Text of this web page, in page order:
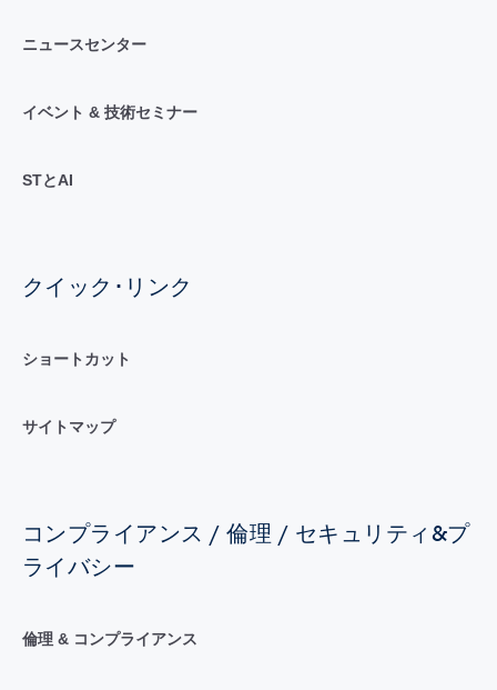
ニュースセンター
イベント & 技術セミナー
STとAI
クイック･リンク
ショートカット
サイトマップ
コンプライアンス / 倫理 / セキュリティ&プ
ライバシー
倫理 & コンプライアンス